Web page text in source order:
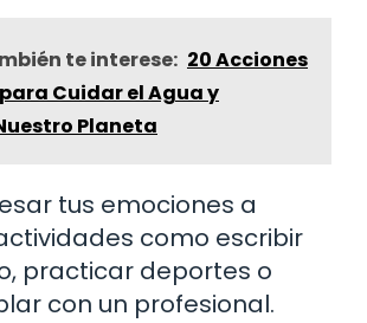
te interese: 20 Acciones
Cuidar el Agua y
Planeta
tus emociones a
como escribir
practicar deportes o
con un profesional.